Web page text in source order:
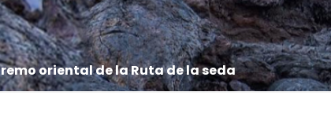
oriental de la Ruta de la seda